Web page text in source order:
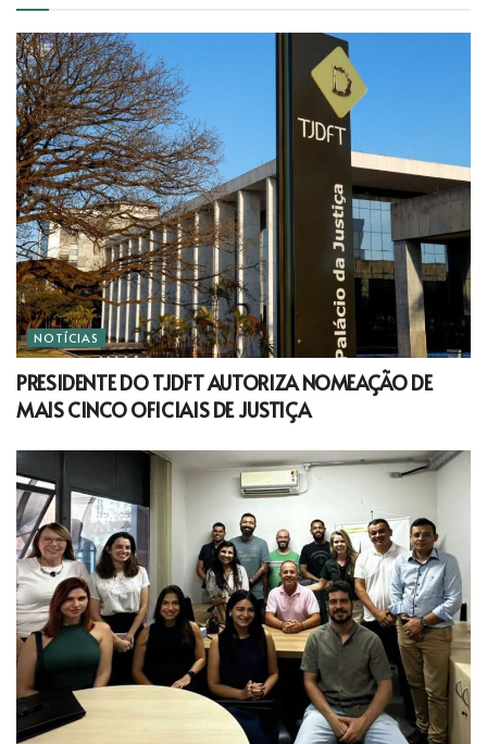
NOTÍCIAS
PRESIDENTE DO TJDFT AUTORIZA NOMEAÇÃO DE
MAIS CINCO OFICIAIS DE JUSTIÇA